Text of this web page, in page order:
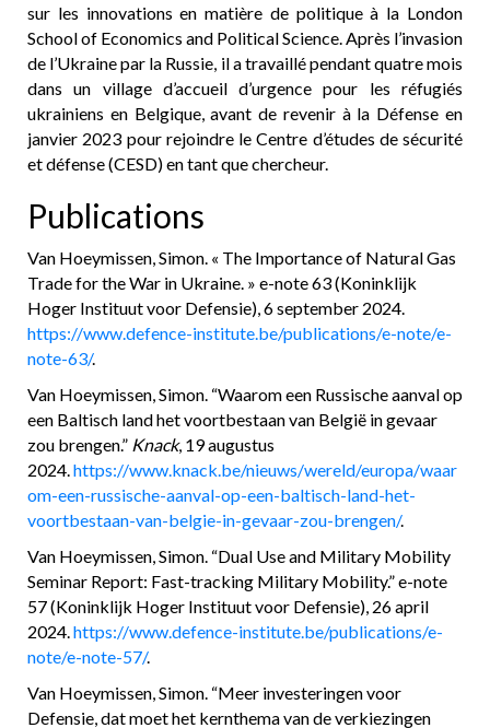
sur les innovations en matière de politique à la London
School of Economics and Political Science. Après l’invasion
de l’Ukraine par la Russie, il a travaillé pendant quatre mois
dans un village d’accueil d’urgence pour les réfugiés
ukrainiens en Belgique, avant de revenir à la Défense en
janvier 2023 pour rejoindre le Centre d’études de sécurité
et défense (CESD) en tant que chercheur.
Publications
Van Hoeymissen, Simon. « The Importance of Natural Gas
Trade for the War in Ukraine. » e-note 63 (Koninklijk
Hoger Instituut voor Defensie), 6 september 2024.
https://www.defence-institute.be/publications/e-note/e-
note-63/.
Van Hoeymissen, Simon. “Waarom een Russische aanval op
een Baltisch land het voortbestaan van België in gevaar
zou brengen.” Knack, 19 augustus
2024.https://www.knack.be/nieuws/wereld/europa/waar
om-een-russische-aanval-op-een-baltisch-land-het-
voortbestaan-van-belgie-in-gevaar-zou-brengen/.
Van Hoeymissen, Simon. “Dual Use and Military Mobility
Seminar Report: Fast-tracking Military Mobility.” e-note
57 (Koninklijk Hoger Instituut voor Defensie), 26 april
2024.https://www.defence-institute.be/publications/e-
note/e-note-57/.
Van Hoeymissen, Simon. “Meer investeringen voor
Defensie, dat moet het kernthema van de verkiezingen